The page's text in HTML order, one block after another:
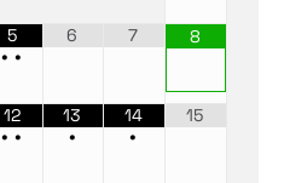
5
••
6 7 8
12
••
13
•
14
•
15